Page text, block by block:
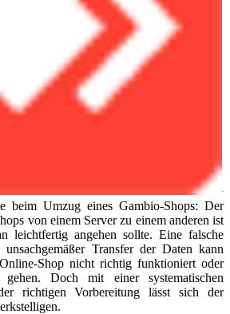
einem Hosting zu einen anderem
runterladen
beim Umzug eines Gambio-Shops: Der
von einem Server zu einem anderen ist
leichtfertig angehen sollte. Eine falsche
Transfer der Daten kann
Shop nicht richtig funktioniert oder
Doch mit einer systematischen
richtigen Vorbereitung lässt sich der